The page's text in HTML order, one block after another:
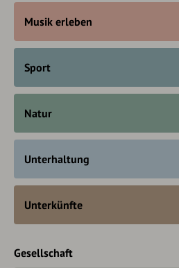
Musik erleben
Sport
Natur
Unterhaltung
Unterkünfte
Gesellschaft